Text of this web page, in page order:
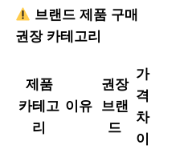
브랜드 제품 구매
권장 카테고리
제품
카테고
리
이유
권장
브랜
드
가
격
차
이